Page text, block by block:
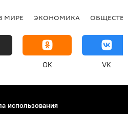
МИРЕ ЭКОНОМИКА
OK VK
использования